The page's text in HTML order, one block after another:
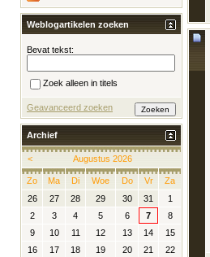
Weblogartikelen zoeken
Bevat tekst:
Zoek alleen in titels
Geavanceerd zoeken
Archief
< Augustus 2026
Zo Ma Di Woe Do Vr
Za
26
27 28 29 30 31
1
2
3 4 5 6 7
8
9
10 11 12 13 14
15
16
17 18 19 20 21
22